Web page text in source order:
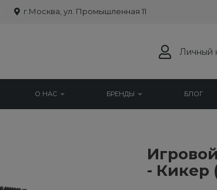
г.Москва, ул. Промышленная 11
Личный
О НАС БРЕНДЫ БЛОГ
- Кикер